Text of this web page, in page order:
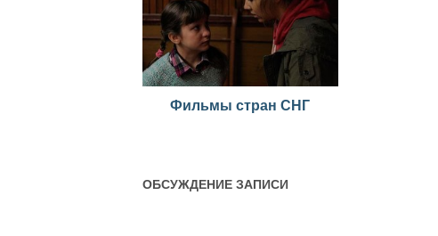
Фильмы стран СНГ
ОБСУЖДЕНИЕ ЗАПИСИ